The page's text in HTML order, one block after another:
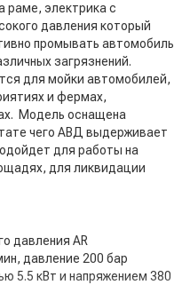
раме, электрика с
давления который
промывать автомобиль
загрязнений.
для мойки автомобилей,
и фермах,
Модель оснащена
чего АВД выдерживает
для работы на
для ликвидации
давления AR
давление 200 бар
5.5 кВт и напряжением 380